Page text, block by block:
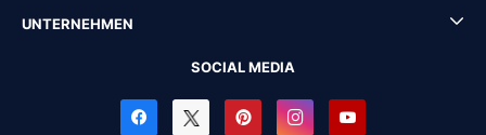
UNTERNEHMEN
SOCIAL MEDIA